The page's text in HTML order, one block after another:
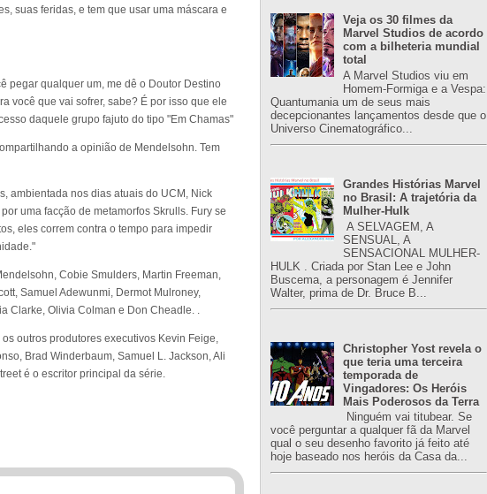
suas feridas, e tem que usar uma máscara e
pegar qualquer um, me dê o Doutor Destino
você que vai sofrer, sabe? É por isso que ele
daquele grupo fajuto do tipo "Em Chamas"
a opinião de Mendelsohn. Tem
ambientada nos dias atuais do UCM, Nick
uma facção de metamorfos Skrulls. Fury se
eles correm contra o tempo para impedir
Cobie Smulders, Martin Freeman,
Samuel Adewunmi, Dermot Mulroney,
Clarke, Olivia Colman e Don Cheadle. .
outros produtores executivos Kevin Feige,
Brad Winderbaum, Samuel L. Jackson, Ali
é o escritor principal da série.
Veja os 30 filmes da
Marvel Studios de acordo
com a bilheteria mundial
total
A Marvel Studios viu em
Homem-Formiga e a Vespa:
Quantumania um de seus mais
decepcionantes lançamentos desde que o
Universo Cinematográfico...
Grandes Histórias Marvel
no Brasil: A trajetória da
Mulher-Hulk
A SELVAGEM, A
SENSUAL, A
SENSACIONAL MULHER-
HULK . Criada por Stan Lee e John
Buscema, a personagem é Jennifer
Walter, prima de Dr. Bruce B...
Christopher Yost revela o
que teria uma terceira
temporada de
Vingadores: Os Heróis
Mais Poderosos da Terra
Ninguém vai titubear. Se
você perguntar a qualquer fã da Marvel
qual o seu desenho favorito já feito até
hoje baseado nos heróis da Casa da...